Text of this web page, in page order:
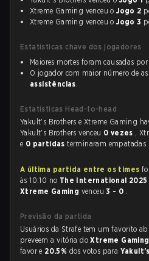
Xtreme Gaming venceu oJogo 2
Xtreme Gaming venceu oJogo 3
Estatísticas chave dos jogadores
Maiores mortes foram causadas por
O jogador com maior número de
assistências.
Estatísticas Head-to-head
Yakult's Brothers e Xtreme Gaming
Yakult's Brothers venceu 0 vezes ,
e 0 partidasterminaram empatadas.
A última partida entre os times
às 10:10 no The International 2025
Xtreme Gaming venceu3 - 0 .
Previsão da partida
Usuários da Strafe tem um favorito
preveem a vitória doXtreme
favor e 20.5% dos votos para